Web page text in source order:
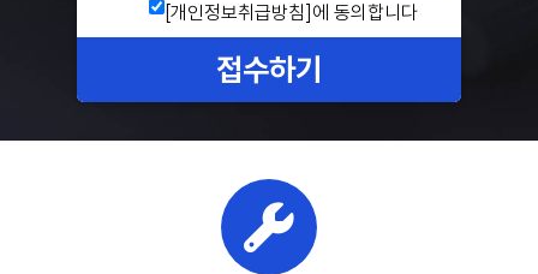
[개인정보취급방침] 에 동의합니다
접수하기